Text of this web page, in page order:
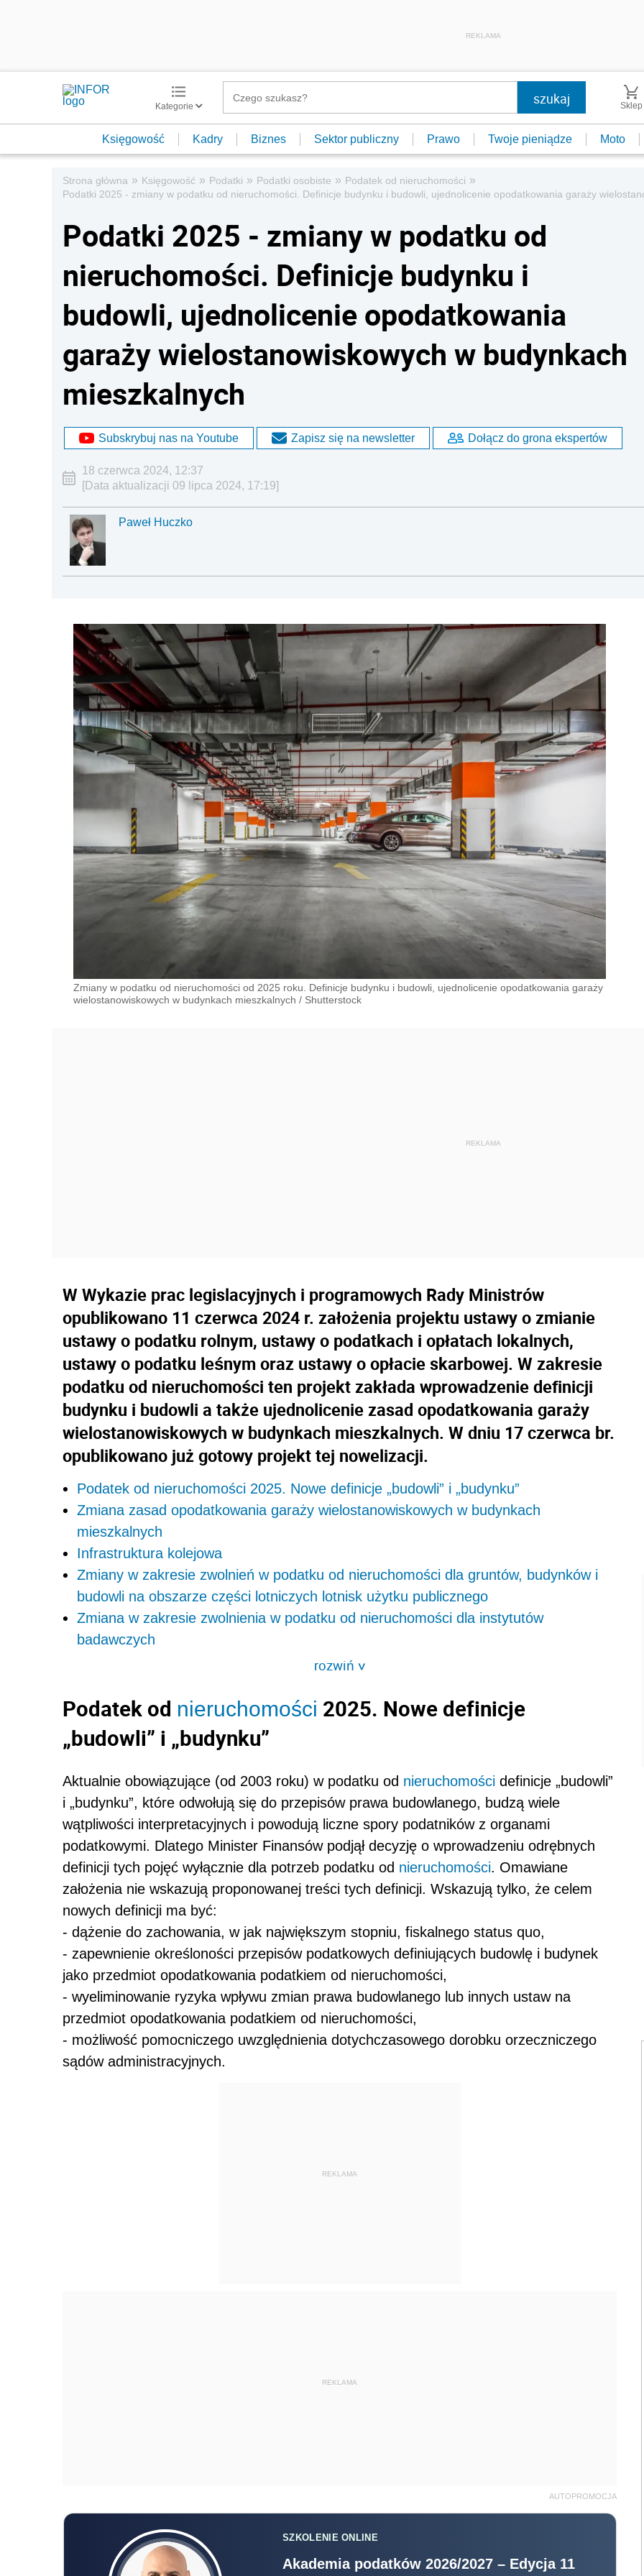
REKLAMA
Kategorie Sklep
Księgowość Kadry Biznes Sektor publiczny Prawo Twoje pieniądze Moto
Strona główna » Księgowość » Podatki » Podatki osobiste » Podatek od nieruchomości »
Podatki 2025 - zmiany w podatku od nieruchomości. Definicje budynku i budowli, ujednolicenie opodatkowania garaży
Podatki 2025 - zmiany w podatku od
nieruchomości. Definicje budynku i
budowli, ujednolicenie opodatkowania
garaży wielostanowiskowych w budynkach
mieszkalnych
Subskrybuj nas na Youtube Zapisz się na newsletter Dołącz do grona ekspertów
18 czerwca 2024, 12:37
[Data aktualizacji 09 lipca 2024, 17:19]
Paweł Huczko
Zmiany w podatku od nieruchomości od 2025 roku. Definicje budynku i budowli, ujednolicenie opodatkowania garaży
wielostanowiskowych w budynkach mieszkalnych / Shutterstock
W Wykazie prac legislacyjnych i programowych Rady Ministrów
opublikowano 11 czerwca 2024 r. założenia projektu ustawy o zmianie
ustawy o podatku rolnym, ustawy o podatkach i opłatach lokalnych,
ustawy o podatku leśnym oraz ustawy o opłacie skarbowej. W zakresie
podatku od nieruchomości ten projekt zakłada wprowadzenie definicji
budynku i budowli a także ujednolicenie zasad opodatkowania garaży
wielostanowiskowych w budynkach mieszkalnych. W dniu 17 czerwca br.
opublikowano już gotowy projekt tej nowelizacji.
Podatek od nieruchomości 2025. Nowe definicje „budowli” i „budynku”
Zmiana zasad opodatkowania garaży wielostanowiskowych w budynkach
mieszkalnych
Infrastruktura kolejowa
Zmiany w zakresie zwolnień w podatku od nieruchomości dla gruntów, budynków i
budowli na obszarze części lotniczych lotnisk użytku publicznego
Zmiana w zakresie zwolnienia w podatku od nieruchomości dla instytutów
badawczych
rozwiń>
Podatek od nieruchomości 2025. Nowe definicje
„budowli” i „budynku”
Aktualnie obowiązujące (od 2003 roku) w podatku od nieruchomości definicje „budowli”
i „budynku”, które odwołują się do przepisów prawa budowlanego, budzą wiele
wątpliwości interpretacyjnych i powodują liczne spory podatników z organami
podatkowymi. Dlatego Minister Finansów podjął decyzję o wprowadzeniu odrębnych
definicji tych pojęć wyłącznie dla potrzeb podatku od nieruchomości. Omawiane
założenia nie wskazują proponowanej treści tych definicji. Wskazują tylko, że celem
nowych definicji ma być:
- dążenie do zachowania, w jak największym stopniu, fiskalnego status quo,
- zapewnienie określoności przepisów podatkowych definiujących budowlę i budynek
jako przedmiot opodatkowania podatkiem od nieruchomości,
- wyeliminowanie ryzyka wpływu zmian prawa budowlanego lub innych ustaw na
przedmiot opodatkowania podatkiem od nieruchomości,
- możliwość pomocniczego uwzględnienia dotychczasowego dorobku orzeczniczego
sądów administracyjnych.
REKLAMA
REKLAMA
AUTOPROMOCJA
SZKOLENIE ONLINE
Akademia podatków 2026/2027 – Edycja 11